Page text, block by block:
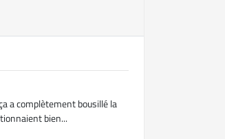
a complètement bousillé la
bien...